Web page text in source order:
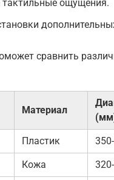
тактильные ощущения.
сравнить
Материал
Пластик
Кожа